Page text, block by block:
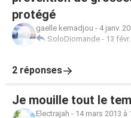
protégé
gaelle kemadjou - 4 janv.
SoloDiomande - 13
2 réponses
Je mouille tout le
Electrajah - 14 mars 2013 à